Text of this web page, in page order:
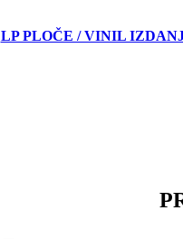
LP PLOČE / VINIL